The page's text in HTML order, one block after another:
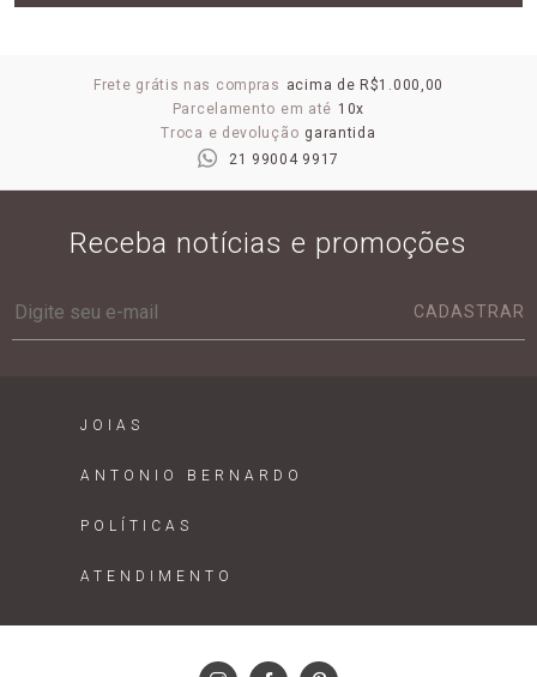
Frete grátis nas compras acima de R$1.000,00
Parcelamento em até 10x
Troca e devolução garantida
21 99004 9917
Receba notícias e promoções
CADASTRAR
JOIAS
ANTONIO BERNARDO
POLÍTICAS
ATENDIMENTO